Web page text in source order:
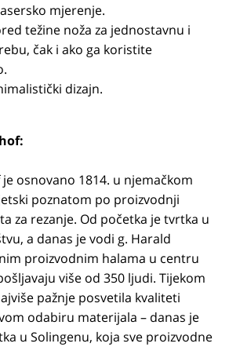
mjerenje.
težine noža za jednostavnu i
čak i ako ga koristite
dizajn.
osnovano 1814. u njemačkom
poznatom po proizvodnji
za rezanje. Od početka je tvrtka u
a danas je vodi g. Harald
proizvodnim halama u centru
više od 350 ljudi. Tijekom
pažnje posvetila kvaliteti
odabiru materijala – danas je
u Solingenu, koja sve proizvodne